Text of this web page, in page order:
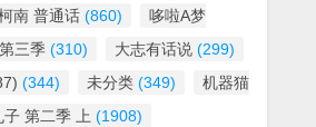
南 普通话 (860)
哆啦A梦
三季 (310) 大志有话说 (299)
(344) 未分类 (349)
机器猫
第二季 上 (1908)